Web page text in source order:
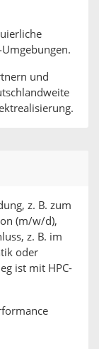
und
z. B. zum
(m/w/d),
z. B. im
oder
ist mit HPC-